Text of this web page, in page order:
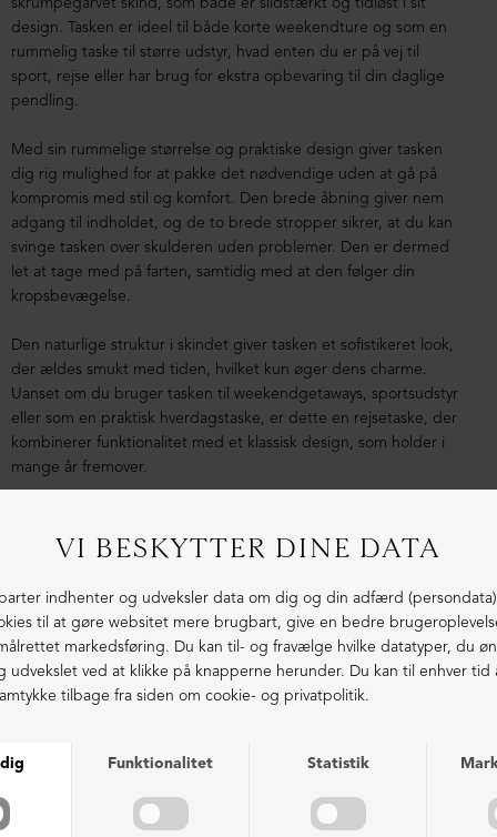
skrumpegarvet skind, som både er slidstærkt og tidløst i sit
design. Tasken er ideel til både korte weekendture og som en
rummelig taske til større udstyr, hvad enten du er på vej til
sport, rejse eller har brug for ekstra opbevaring til din daglige
pendling.
Med sin rummelige størrelse og praktiske design giver tasken
dig rig mulighed for at pakke det nødvendige uden at gå på
kompromis med stil og komfort. Den brede åbning giver nem
adgang til indholdet, og de to brede stropper sikrer, at du kan
svinge tasken over skulderen uden problemer. Den er dermed
let at tage med på farten, samtidig med at den følger din
kropsbevægelse.
Den naturlige struktur i skindet giver tasken et sofistikeret look,
der ældes smukt med tiden, hvilket kun øger dens charme.
Uanset om du bruger tasken til weekendgetaways, sportsudstyr
eller som en praktisk hverdagstaske, er dette en rejsetaske, der
kombinerer funktionalitet med et klassisk design, som holder i
mange år fremover.
Fri fragt fra 1.000,- i DK (pakkeshop)
Ekstraordinær kvalitet - produceret i Europa
LIGNENDE PRODUKTER